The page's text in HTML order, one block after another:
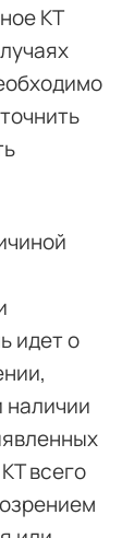
КТ
идет о
наличии
всего